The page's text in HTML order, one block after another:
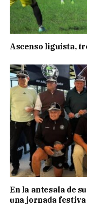
Ascenso liguista,
En la antesala de
una jornada festiva